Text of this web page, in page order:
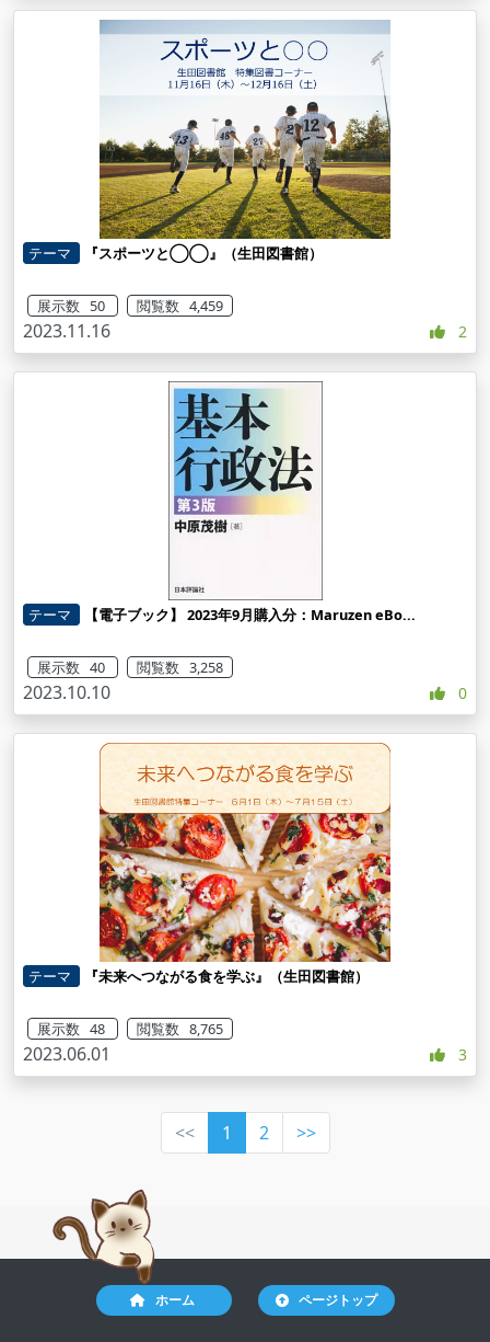
テーマ 『スポーツと◯◯』（生田図書館）
展示数 50 閲覧数 4,459
2023.11.16 2
テーマ 【電子ブック】 2023年9月購入分：Maruzen eBo...
展示数 40 閲覧数 3,258
2023.10.10 0
テーマ 『未来へつながる食を学ぶ』（生田図書館）
展示数 48 閲覧数 8,765
2023.06.01 3
<< 1 2 >>
ホーム ページトップ